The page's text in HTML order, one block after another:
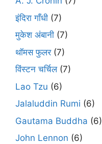
इंदिरा गाँधी (7)
मुकेश अंबानी (7)
थॉमस फुलर(7)
विंस्टन चर्चिल(7)
Lao Tzu (6)
Jalaluddin Rumi (6)
Gautama Buddha (6)
John Lennon (6)